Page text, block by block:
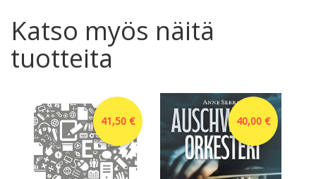
Katso myös näitä
tuotteita
41,50 € 40,00 €